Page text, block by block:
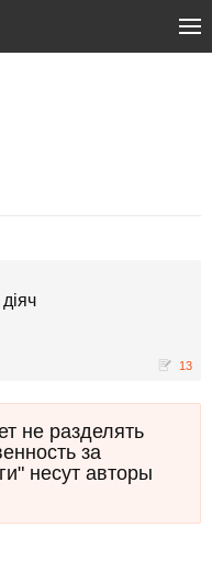
13
не разделять
за
несут авторы